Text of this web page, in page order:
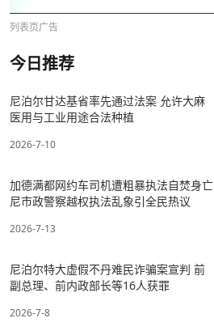
列表页广告
今日推荐
尼泊尔甘达基省率先通过法案 允许大麻
医用与工业用途合法种植
2026-7-10
加德满都网约车司机遭粗暴执法自焚身亡
尼市政警察越权执法乱象引全民热议
2026-7-13
尼泊尔特大虚假不丹难民诈骗案宣判 前
副总理、前内政部长等16人获罪
2026-7-8